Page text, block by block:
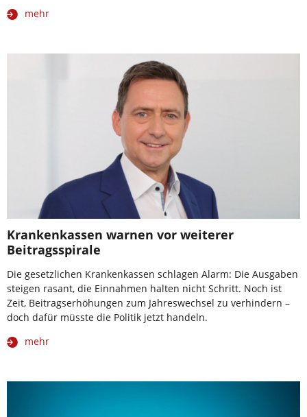
mehr
Krankenkassen warnen vor weiterer
Beitragsspirale
Die gesetzlichen Krankenkassen schlagen Alarm: Die Ausgaben
steigen rasant, die Einnahmen halten nicht Schritt. Noch ist
Zeit, Beitragserhöhungen zum Jahreswechsel zu verhindern –
doch dafür müsste die Politik jetzt handeln.
mehr